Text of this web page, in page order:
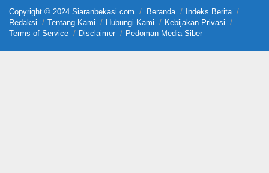
Copyright © 2024 Siaranbekasi.com Beranda
Indeks Berita
Redaksi
Tentang Kami Hubungi Kami
Kebijakan Privasi
Terms of Service
Disclaimer Pedoman Media Siber